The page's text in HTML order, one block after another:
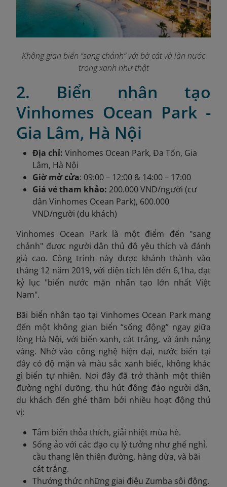
Không gian biển “sang chảnh” với bờ cát và làn nước
trong xanh như thật
2. Biển nhân tạo
Vinhomes Ocean Park -
Gia Lâm, Hà Nội
Địa chỉ: Vinhomes Ocean Park, Đa Tốn, Gia
Lâm, Hà Nội
Giờ mở cửa: 09:00 – 12:00 & 14:00 – 17:00
Giá vé tham khảo: 200.000 VND/người (cư
dân Vinhomes Ocean Park), 600.000
VND/người (du khách)
Vinhomes Ocean Park là một điểm đến "sang
chảnh" được người dân thủ đô yêu thích và đánh
giá cao. Công trình này được khánh thành vào
tháng 12 năm 2019, với diện tích lên đến 6,1ha, đạt
kỷ lục "biển nước mặn nhân tạo lớn nhất Việt
Nam".
Bãi biển nhân tạo tại Vinhomes Ocean Park mang
đến một không gian biển “sống động” ngay giữa
lòng Hà Nội, với biển xanh, cát trắng, và ánh nắng
vàng. Nhờ vào công nghệ hiện đại, nước biển tại
đây có độ mặn và màu sắc xanh biếc, không khác
gì biển tự nhiên. Nơi đây đã trở thành một thiên
đường nghỉ dưỡng, thu hút đông đảo người dân,
du khách đến ghé thăm bởi nhiều hoạt động thú
vị:
Tắm biển thỏa thích, giải nhiệt mùa hè.
Sống ảo với các đạo cụ lý tưởng như ghế nghỉ,
cầu thang lên thiên đường, hàng dừa, và bãi
cát trắng.
Thưởng thức những giai điệu Zumba sôi động.